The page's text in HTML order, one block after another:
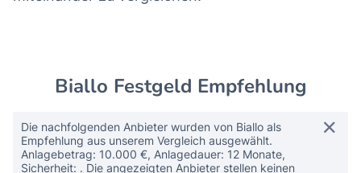
Biallo Festgeld Empfehlung
Die nachfolgenden Anbieter wurden von Biallo als
Empfehlung aus unserem Vergleich ausgewählt.
Anlagebetrag: 10.000 €, Anlagedauer: 12 Monate,
Sicherheit: . Die angezeigten Anbieter stellen keinen